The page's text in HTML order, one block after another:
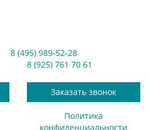
8 (495) 989-52-28
8 (925) 761 70 61
Заказать звонок
Политика
конфиденциальности